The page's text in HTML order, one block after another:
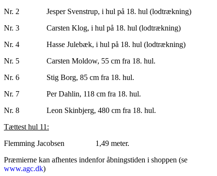
Nr. 2 Jesper Svenstrup, i hul på 18. hul (lodtrækning)
Nr. 3 Carsten Klog, i hul på 18. hul (lodtrækning)
Nr. 4 Hasse Julebæk, i hul på 18. hul (lodtrækning)
Nr. 5 Carsten Moldow, 55 cm fra 18. hul.
Nr. 6 Stig Borg, 85 cm fra 18. hul.
Nr. 7 Per Dahlin, 118 cm fra 18. hul.
Nr. 8 Leon Skinbjerg, 480 cm fra 18. hul.
Tættest hul 11:
Flemming Jacobsen 1,49 meter.
Præmierne kan afhentes indenfor åbningstiden i shoppen (se
www.agc.dk)